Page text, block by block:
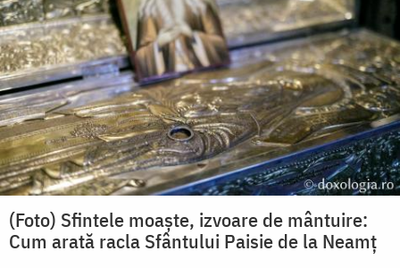
(Foto) Sfintele moaște, izvoare de mântuire:
Cum arată racla Sfântului Paisie de la Neamț